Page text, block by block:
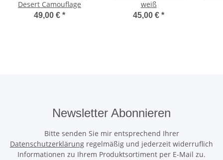
Desert Camouflage
49,00 € *
weiß
45,00 € *
Newsletter Abonnieren
Bitte senden Sie mir entsprechend Ihrer
Datenschutzerklärung regelmäßig und jederzeit widerruflich
Informationen zu Ihrem Produktsortiment per E-Mail zu.